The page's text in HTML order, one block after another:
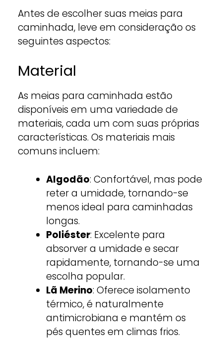
Antes de escolher suas meias para
caminhada, leve em consideração os
seguintes aspectos:
Material
As meias para caminhada estão
disponíveis em uma variedade de
materiais, cada um com suas próprias
características. Os materiais mais
comuns incluem:
Algodão: Confortável, mas pode
reter a umidade, tornando-se
menos ideal para caminhadas
longas.
Poliéster: Excelente para
absorver a umidade e secar
rapidamente, tornando-se uma
escolha popular.
Lã Merino: Oferece isolamento
térmico, é naturalmente
antimicrobiana e mantém os
pés quentes em climas frios.